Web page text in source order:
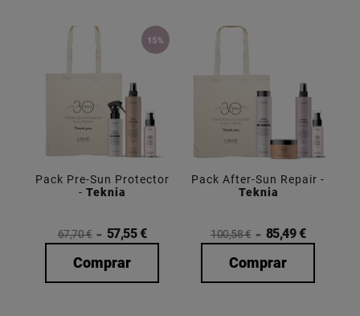
Pack Pre-Sun Protector
- Teknia
67,70 € 57,55 €
Comprar
Pack After-Sun Repair -
Teknia
100,58 € 85,49 €
Comprar